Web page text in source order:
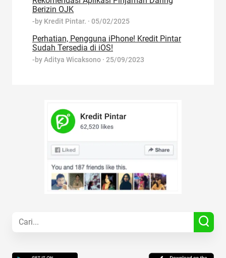
Berizin OJK
-by Kredit Pintar. · 05/02/2025
Perhatian, Pengguna iPhone! Kredit Pintar
Sudah Tersedia di iOS!
-byAditya Wicaksono · 25/09/2023